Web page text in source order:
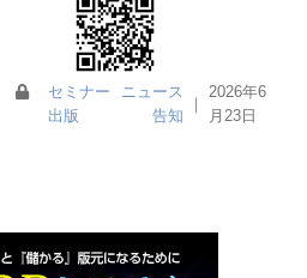
セミナー
ニュース
出版
告知
｜
2026年6
月23日